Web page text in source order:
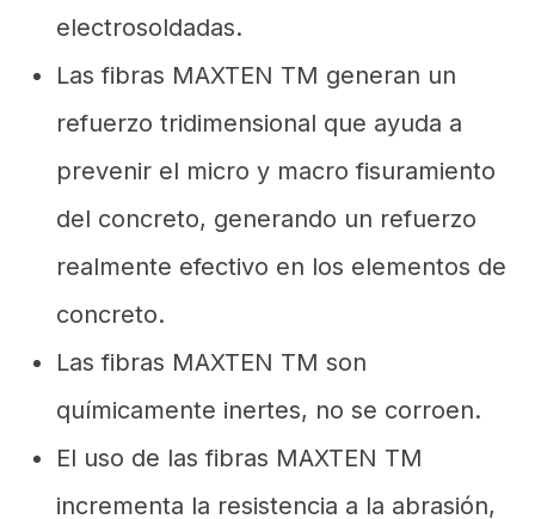
electrosoldadas.
Las fibras MAXTEN TM generan un
refuerzo tridimensional que ayuda a
prevenir el micro y macro fisuramiento
del concreto, generando un refuerzo
realmente efectivo en los elementos de
concreto.
Las fibras MAXTEN TM son
químicamente inertes, no se corroen.
El uso de las fibras MAXTEN TM
incrementa la resistencia a la abrasión,